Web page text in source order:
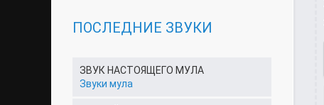
ПОСЛЕДНИЕ ЗВУКИ
ЗВУК НАСТОЯЩЕГО МУЛА
Звуки мула